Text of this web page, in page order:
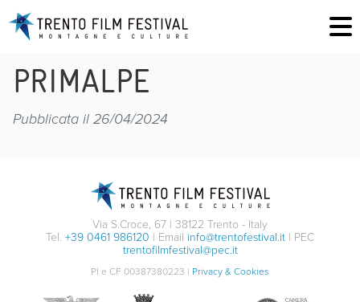
PRIMALPE
Pubblicata il 26/04/2024
Via S.Croce, 67 | 38122 Trento - Italy
Tel. +39 0461 986120 | Email info@trentofestival.it | PEC
trentofilmfestival@pec.it
PI e CF 00387380223 | Privacy & Cookies